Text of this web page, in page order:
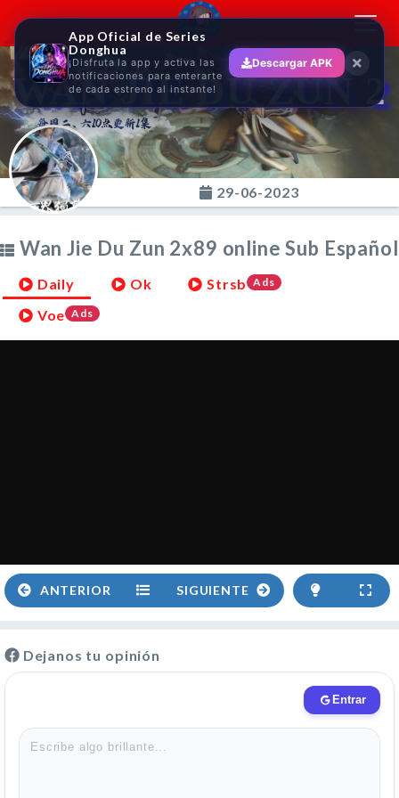
WAN JIE DU ZUN 2
29-06-2023
Wan Jie Du Zun 2x89 online Sub Español
Daily Ok Strsb Ads
Voe Ads
ANTERIOR SIGUIENTE
Dejanos tu opinión
App Oficial de Series
Donghua
¡Disfruta la app y activa las
notificaciones para enterarte
de cada estreno al instante!
Descargar APK